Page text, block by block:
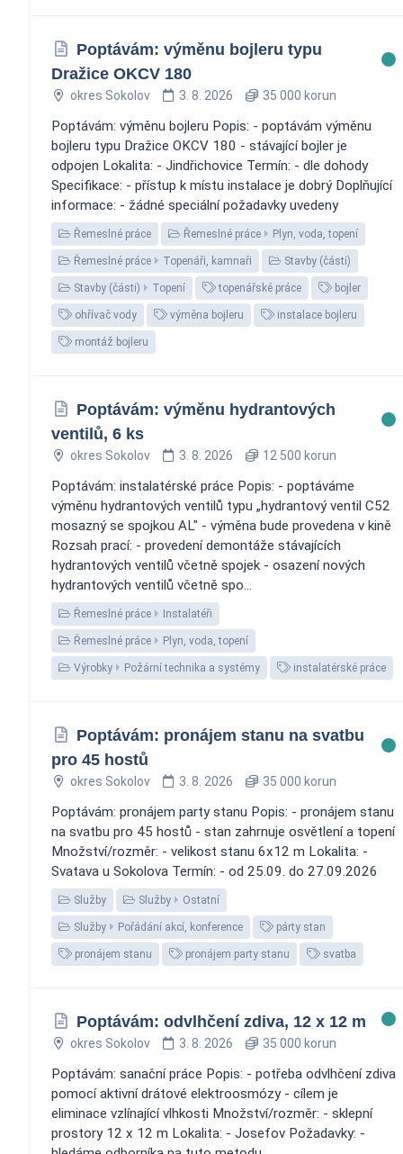
Poptávám: výměnu bojleru typu
Dražice OKCV 180
okres Sokolov 3. 8. 2026 35 000 korun
Poptávám: výměnu bojleru Popis: - poptávám výměnu
bojleru typu Dražice OKCV 180 - stávající bojler je
odpojen Lokalita: - Jindřichovice Termín: - dle dohody
Specifikace: - přístup k místu instalace je dobrý Doplňující
informace: - žádné speciální požadavky uvedeny
Řemeslné práce Řemeslné práce Plyn, voda, topení
Řemeslné práce Topenáři, kamnaři Stavby (části)
Stavby (části) Topení topenářské práce bojler
ohřívač vody výměna bojleru instalace bojleru
montáž bojleru
Poptávám: výměnu hydrantových
ventilů, 6 ks
okres Sokolov 3. 8. 2026 12 500 korun
Poptávám: instalatérské práce Popis: - poptáváme
výměnu hydrantových ventilů typu „hydrantový ventil C52
mosazný se spojkou AL" - výměna bude provedena v kině
Rozsah prací: - provedení demontáže stávajících
hydrantových ventilů včetně spojek - osazení nových
hydrantových ventilů včetně spo...
Řemeslné práce Instalatéři
Řemeslné práce Plyn, voda, topení
Výrobky Požární technika a systémy instalatérské práce
Poptávám: pronájem stanu na svatbu
pro 45 hostů
okres Sokolov 3. 8. 2026 35 000 korun
Poptávám: pronájem party stanu Popis: - pronájem stanu
na svatbu pro 45 hostů - stan zahrnuje osvětlení a topení
Množství/rozměr: - velikost stanu 6x12 m Lokalita: -
Svatava u Sokolova Termín: - od 25.09. do 27.09.2026
Služby Služby Ostatní
Služby Pořádání akcí, konference párty stan
pronájem stanu pronájem party stanu svatba
Poptávám: odvlhčení zdiva, 12 x 12 m
okres Sokolov 3. 8. 2026 35 000 korun
Poptávám: sanační práce Popis: - potřeba odvlhčení zdiva
pomocí aktivní drátové elektroosmózy - cílem je
eliminace vzlínající vlhkosti Množství/rozměr: - sklepní
prostory 12 x 12 m Lokalita: - Josefov Požadavky: -